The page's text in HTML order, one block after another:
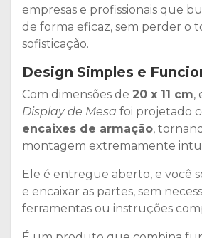
empresas e profissionais que
de forma eficaz, sem perder o
sofisticação.
Design Simples e
Com dimensões de 20 x 11 cm,
Display de Mesa foi projetado
encaixes de armação,
montagem extremamente
Ele é entregue aberto, e você
e encaixar as partes, sem
ferramentas ou instruções